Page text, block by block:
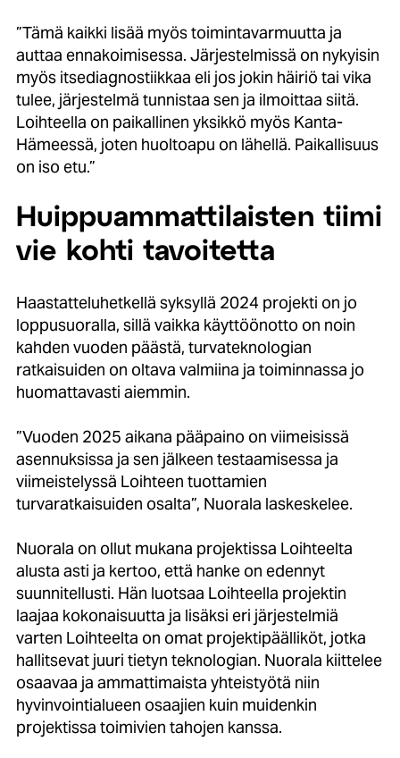
”Tämä kaikki lisää myös toimintavarmuutta ja
auttaa ennakoimisessa. Järjestelmissä on nykyisin
myös itsediagnostiikkaa eli jos jokin häiriö tai vika
tulee, järjestelmä tunnistaa sen ja ilmoittaa siitä.
Loihteella on paikallinen yksikkö myös Kanta-
Hämeessä, joten huoltoapu on lähellä. Paikallisuus
on iso etu.”
Huippuammattilaisten tiimi
vie kohti tavoitetta
Haastatteluhetkellä syksyllä 2024 projekti on jo
loppusuoralla, sillä vaikka käyttöönotto on noin
kahden vuoden päästä, turvateknologian
ratkaisuiden on oltava valmiina ja toiminnassa jo
huomattavasti aiemmin.
”Vuoden 2025 aikana pääpaino on viimeisissä
asennuksissa ja sen jälkeen testaamisessa ja
viimeistelyssä Loihteen tuottamien
turvaratkaisuiden osalta”, Nuorala laskeskelee.
Nuorala on ollut mukana projektissa Loihteelta
alusta asti ja kertoo, että hanke on edennyt
suunnitellusti. Hän luotsaa Loihteella projektin
laajaa kokonaisuutta ja lisäksi eri järjestelmiä
varten Loihteelta on omat projektipäälliköt, jotka
hallitsevat juuri tietyn teknologian. Nuorala kiittelee
osaavaa ja ammattimaista yhteistyötä niin
hyvinvointialueen osaajien kuin muidenkin
projektissa toimivien tahojen kanssa.